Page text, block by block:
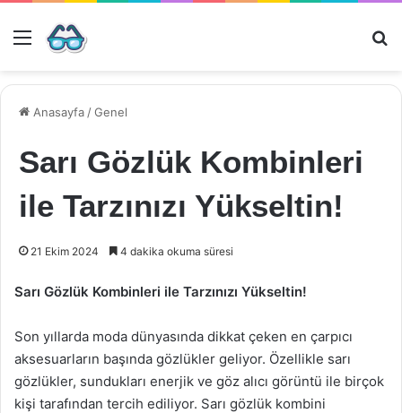
Menü
Anasayfa /Genel
Sarı Gözlük Kombinleri
ile Tarzınızı Yükseltin!
21 Ekim 2024 4 dakika okuma süresi
Sarı Gözlük Kombinleri ile Tarzınızı Yükseltin!
Son yıllarda moda dünyasında dikkat çeken en çarpıcı
aksesuarların başında gözlükler geliyor. Özellikle sarı
gözlükler, sundukları enerjik ve göz alıcı görüntü ile birçok
kişi tarafından tercih ediliyor. Sarı gözlük kombini